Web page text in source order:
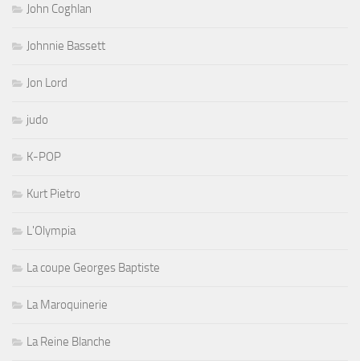
John Coghlan
Johnnie Bassett
Jon Lord
judo
K-POP
Kurt Pietro
L'Olympia
La coupe Georges Baptiste
La Maroquinerie
La Reine Blanche